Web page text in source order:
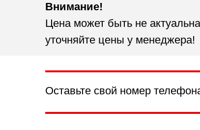
Внимание!
Цена может быть не
уточняйте цены у менеджера!
Оставьте свой номер